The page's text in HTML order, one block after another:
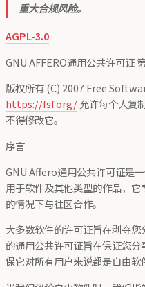
重大合规风险。
AGPL-3.0
GNU AFFERO通用公共许可证
版权所有 (C) 2007 Free
https://fsf.org/ 允许每个人复
不得修改它。
序言
GNU Affero通用公共许可证是
用于软件及其他类型的作品，
的情况下与社区合作。
大多数软件的许可证旨在剥夺
的通用公共许可证旨在保证您
保它对所有用户来说都是自由软